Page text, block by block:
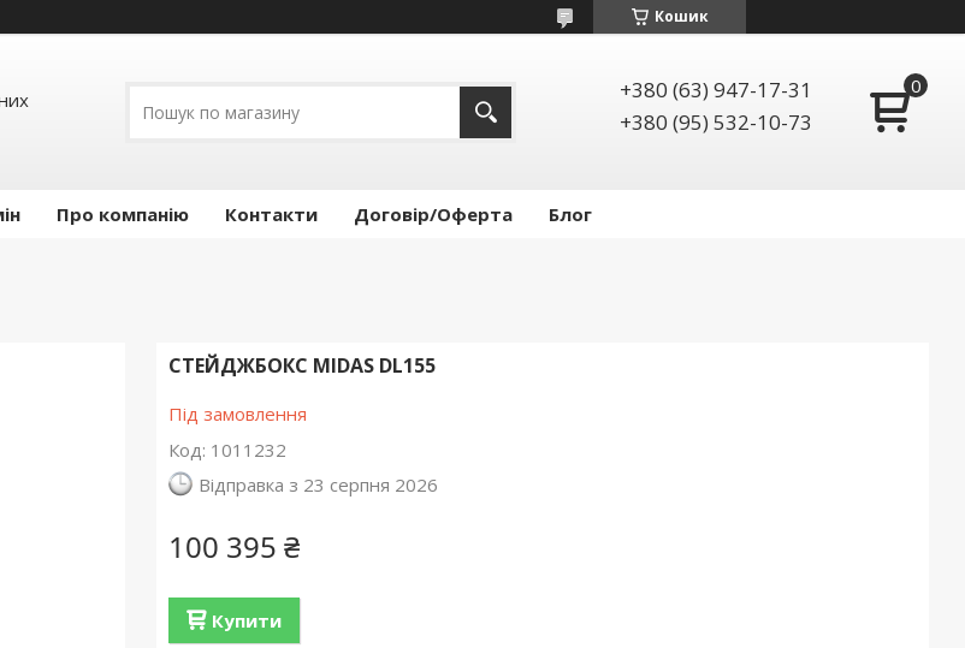
Кошик
+380 (63) 947-17-31
+380 (95) 532-10-73
Про компанію Контакти Договір/Оферта Блог
СТЕЙДЖБОКС MIDAS DL155
Під замовлення
Код: 1011232
Відправка з 23 серпня 2026
100 395 ₴
Купити